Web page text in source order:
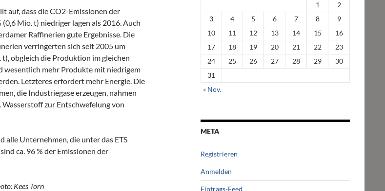
auf, dass die CO2-Emissionen der
Mio. t) niedriger lagen als 2016. Auch
Raffinerien gute Ergebnisse. Die
verringerten sich seit 2005 um
t), obgleich die Produktion im gleichen
wesentlich mehr Produkte mit niedrigem
Letzteres erfordert mehr Energie. Die
die Industriegase erzeugen, nahmen
Wasserstoff zur Entschwefelung von
alle Unternehmen, die unter das ETS
ca. 96 % der Emissionen der
Kees Torn
1
2
3
4 5 6 7 8
9
10
11 12 13 14 15
16
17
18 19 20 21 22
23
24
25 26 27 28 29
30
31
« Nov.
META
Registrieren
Anmelden
Eintrags-Feed